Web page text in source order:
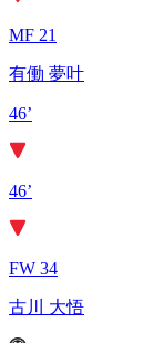
MF 21
有働 夢叶
46’
46’
FW 34
古川 大悟